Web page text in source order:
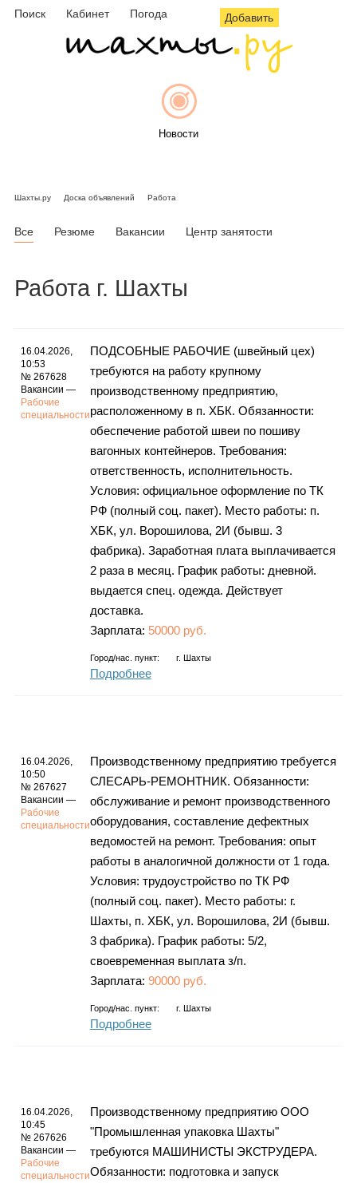
Поиск Кабинет Погода Добавить
Новости
Объявления
Инфо
Гороскоп
Карты
Шахты.ру Доска объявлений Работа
Все Резюме Вакансии Центр занятости
Работа г. Шахты
16.04.2026,
10:53
№ 267628
Вакансии —
Рабочие
специальности
ПОДСОБНЫЕ РАБОЧИЕ (швейный цех)
требуются на работу крупному
производственному предприятию,
расположенному в п. ХБК. Обязанности:
обеспечение работой швеи по пошиву
вагонных контейнеров. Требования:
ответственность, исполнительность.
Условия: официальное оформление по ТК
РФ (полный соц. пакет). Место работы: п.
ХБК, ул. Ворошилова, 2И (бывш. 3
фабрика). Заработная плата выплачивается
2 раза в месяц. График работы: дневной.
выдается спец. одежда. Действует
доставка.
Зарплата: 50000 руб.
Город/нас. пункт: г. Шахты
Подробнее
16.04.2026,
10:50
№ 267627
Вакансии —
Рабочие
специальности
Производственному предприятию требуется
СЛЕСАРЬ-РЕМОНТНИК. Обязанности:
обслуживание и ремонт производственного
оборудования, составление дефектных
ведомостей на ремонт. Требования: опыт
работы в аналогичной должности от 1 года.
Условия: трудоустройство по ТК РФ
(полный соц. пакет). Место работы: г.
Шахты, п. ХБК, ул. Ворошилова, 2И (бывш.
3 фабрика). График работы: 5/2,
своевременная выплата з/п.
Зарплата: 90000 руб.
Город/нас. пункт: г. Шахты
Подробнее
16.04.2026,
10:45
№ 267626
Вакансии —
Рабочие
специальности
Производственному предприятию ООО
"Промышленная упаковка Шахты"
требуются МАШИНИСТЫ ЭКСТРУДЕРА.
Обязанности: подготовка и запуск